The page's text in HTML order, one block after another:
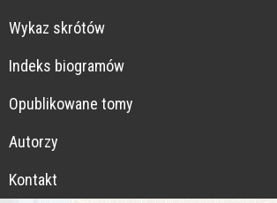
Wykaz skrótów
Indeks biogramów
Opublikowane tomy
Autorzy
Kontakt